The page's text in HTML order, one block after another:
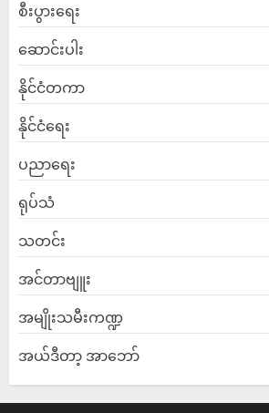
စီးပွားရေး
ဆောင်းပါး
နိုင်ငံတကာ
နိုင်ငံရေး
ပညာရေး
ရုပ်သံ
သတင်း
အင်တာဗျူး
အမျိုးသမီးကဏ္ဍ
အယ်ဒီတာ့ အာဘော်